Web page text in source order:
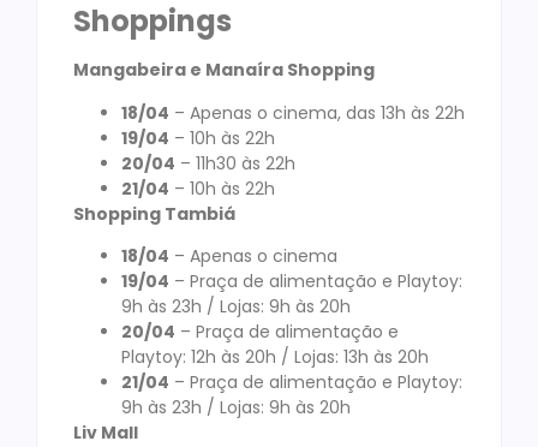
Shoppings
Mangabeira e Manaíra Shopping
18/04 – Apenas o cinema, das 13h às 22h
19/04 – 10h às 22h
20/04 – 11h30 às 22h
21/04 – 10h às 22h
Shopping Tambiá
18/04 – Apenas o cinema
19/04 – Praça de alimentação e Playtoy:
9h às 23h / Lojas: 9h às 20h
20/04 – Praça de alimentação e
Playtoy: 12h às 20h / Lojas: 13h às 20h
21/04 – Praça de alimentação e Playtoy:
9h às 23h / Lojas: 9h às 20h
Liv Mall